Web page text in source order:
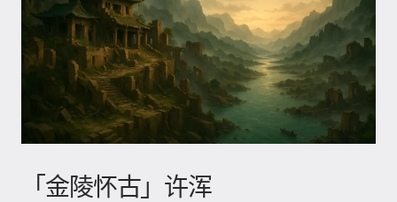
「金陵怀古」许浑